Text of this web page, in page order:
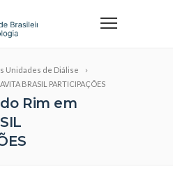
Unidades de Diálise
BRASIL PARTICIPAÇÕES
Rim em